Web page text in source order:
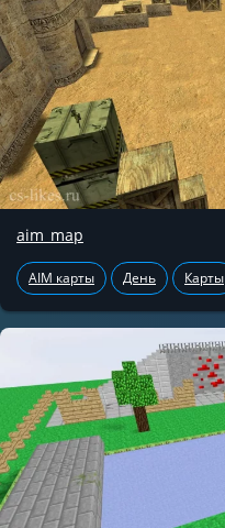
aim_map
AIM карты День Карты